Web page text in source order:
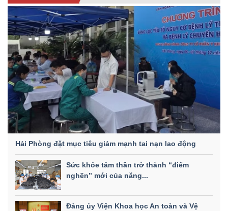
Hải Phòng đặt mục tiêu giảm mạnh tai nạn lao động
Sức khỏe tâm thần trở thành “điểm
nghẽn” mới của năng...
Đảng ủy Viện Khoa học An toàn và Vệ